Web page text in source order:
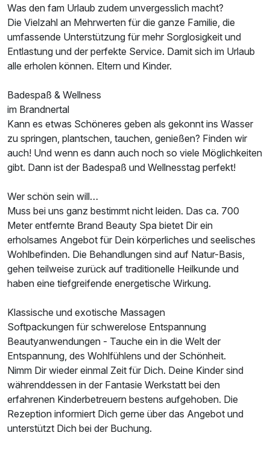
Was den fam Urlaub zudem unvergesslich macht?
Die Vielzahl an Mehrwerten für die ganze Familie, die
umfassende Unterstützung für mehr Sorglosigkeit und
Entlastung und der perfekte Service. Damit sich im Urlaub
alle erholen können. Eltern und Kinder.
Badespaß & Wellness
im Brandnertal
Kann es etwas Schöneres geben als gekonnt ins Wasser
zu springen, plantschen, tauchen, genießen? Finden wir
auch! Und wenn es dann auch noch so viele Möglichkeiten
gibt. Dann ist der Badespaß und Wellnesstag perfekt!
Wer schön sein will…
Muss bei uns ganz bestimmt nicht leiden. Das ca. 700
Meter entfernte Brand Beauty Spa bietet Dir ein
erholsames Angebot für Dein körperliches und seelisches
Wohlbefinden. Die Behandlungen sind auf Natur-Basis,
gehen teilweise zurück auf traditionelle Heilkunde und
haben eine tiefgreifende energetische Wirkung.
Klassische und exotische Massagen
Softpackungen für schwerelose Entspannung
Beautyanwendungen - Tauche ein in die Welt der
Entspannung, des Wohlfühlens und der Schönheit.
Nimm Dir wieder einmal Zeit für Dich. Deine Kinder sind
währenddessen in der Fantasie Werkstatt bei den
erfahrenen Kinderbetreuern bestens aufgehoben. Die
Rezeption informiert Dich gerne über das Angebot und
unterstützt Dich bei der Buchung.